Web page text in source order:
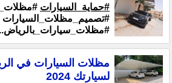
#حماية_السيارات
#تصميم_مظلات_السيارات
مظلات السيارات في
لسيارتك 2024